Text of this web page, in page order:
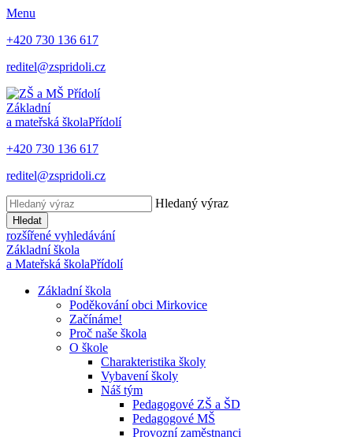
Menu
+420 730 136 617
reditel@zspridoli.cz
Základní
a mateřská školaPřídolí
+420 730 136 617
reditel@zspridoli.cz
Hledaný výraz
Hledat
rozšířené vyhledávání
Základní škola
a Mateřská školaPřídolí
Základní škola
Poděkování obci Mirkovice
Začínáme!
Proč naše škola
O škole
Charakteristika školy
Vybavení školy
Náš tým
Pedagogové ZŠ a ŠD
Pedagogové MŠ
Provozní zaměstnanci